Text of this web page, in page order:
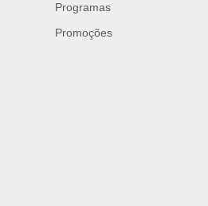
Programas
Promoções